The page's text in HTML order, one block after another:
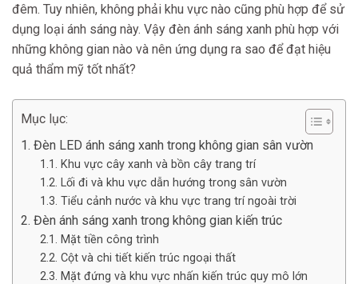
đêm. Tuy nhiên, không phải khu vực nào cũng phù hợp để sử
dụng loại ánh sáng này. Vậy đèn ánh sáng xanh phù hợp với
những không gian nào và nên ứng dụng ra sao để đạt hiệu
quả thẩm mỹ tốt nhất?
Mục lục:
1. Đèn LED ánh sáng xanh trong không gian sân vườn
1.1. Khu vực cây xanh và bồn cây trang trí
1.2. Lối đi và khu vực dẫn hướng trong sân vườn
1.3. Tiểu cảnh nước và khu vực trang trí ngoài trời
2. Đèn ánh sáng xanh trong không gian kiến trúc
2.1. Mặt tiền công trình
2.2. Cột và chi tiết kiến trúc ngoại thất
2.3. Mặt đứng và khu vực nhấn kiến trúc quy mô lớn